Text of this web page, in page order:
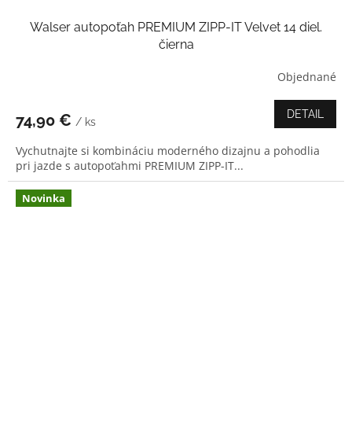
Walser autopoťah PREMIUM ZIPP-IT Velvet 14 diel.
čierna
je
z
5
hviezdičiek.
Objednané
74,90 € / ks
DETAIL
Vychutnajte si kombináciu moderného dizajnu a pohodlia
pri jazde s autopoťahmi PREMIUM ZIPP-IT...
Novinka